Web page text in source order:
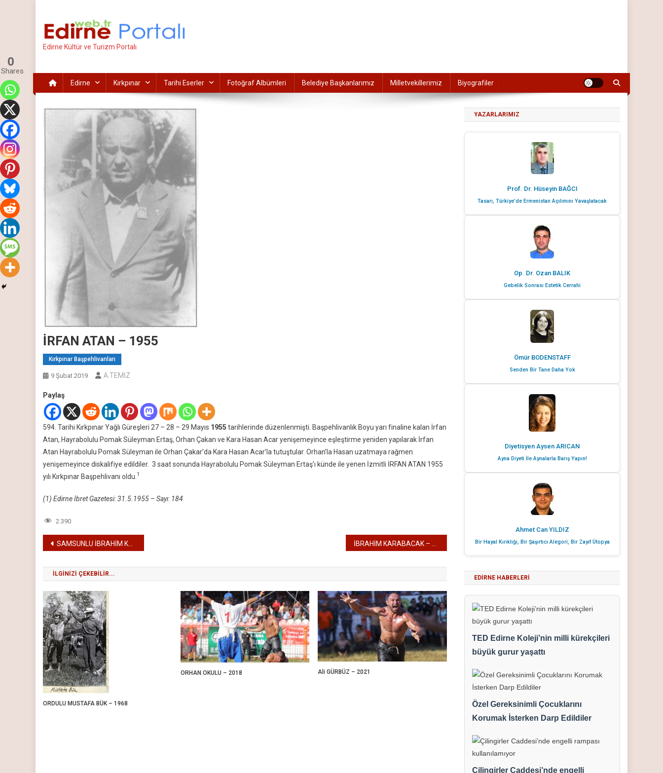
Edirne Kültür ve Turizm Portalı
Edirne Kırkpınar Tarihi Eserler Fotoğraf Albümleri Belediye Başkanlarımız Milletvekillerimiz Biyografiler
İRFAN ATAN – 1955
Kırkpınar Başpehlivanları
9 Şubat 2019 A.TEMİZ
Paylaş
594. Tarihi Kırkpınar Yağlı Güreşleri 27 – 28 – 29 Mayıs 1955 tarihlerinde düzenlenmişti. Başpehlivanlık Boyu yarı finaline kalan İrfan
Atan, Hayrabolulu Pomak Süleyman Ertaş, Orhan Çakan ve Kara Hasan Acar yenişemeyince eşleştirme yeniden yapılarak İrfan
Atan Hayrabolulu Pomak Süleyman ile Orhan Çakar’da Kara Hasan Acar’la tutuştular. Orhan’la Hasan uzatmaya rağmen
yenişemeyince diskalifiye edildiler. 3 saat sonunda Hayrabolulu Pomak Süleyman Ertaş’ı künde ile yenen İzmitli İRFAN ATAN 1955
yılı Kırkpınar Başpehlivanı oldu. 1
(1) Edirne İbret Gazetesi: 31.5.1955 – Sayı: 184
2.390
0
Shares
Yazı
gezinmesi
SAMSUNLU İBRAHİM KARABACAK – 1954
İLGINIZI ÇEKEBILIR...
ORDULU MUSTAFA BÜK – 1968
ORHAN OKULU – 2018 Ali GÜRBÜZ – 2021
YAZARLARIMIZ
Prof. Dr. Hüseyin BAĞCI
Tasarı, Türkiye’de Ermenistan Açılımını Yavaşlatacak
Op. Dr. Ozan BALIK
Gebelik Sonrası Estetik Cerrahi
Ömür BODENSTAFF
Senden Bir Tane Daha Yok
Diyetisyen Aysen ARICAN
Ayna Diyeti İle Aynalarla Barış Yapın!
Ahmet Can YILDIZ
Bir Hayal Kırıklığı, Bir Şaşırtıcı Alegori, Bir Zayıf Ütopya
EDIRNE HABERLERI
TED Edirne Koleji’nin milli kürekçileri
büyük gurur yaşattı
Özel Gereksinimli Çocuklarını
Korumak İsterken Darp Edildiler
Çilingirler Caddesi’nde engelli